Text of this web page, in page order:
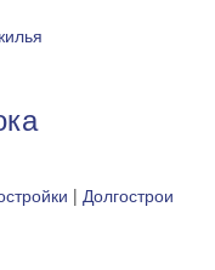
| Долгострои